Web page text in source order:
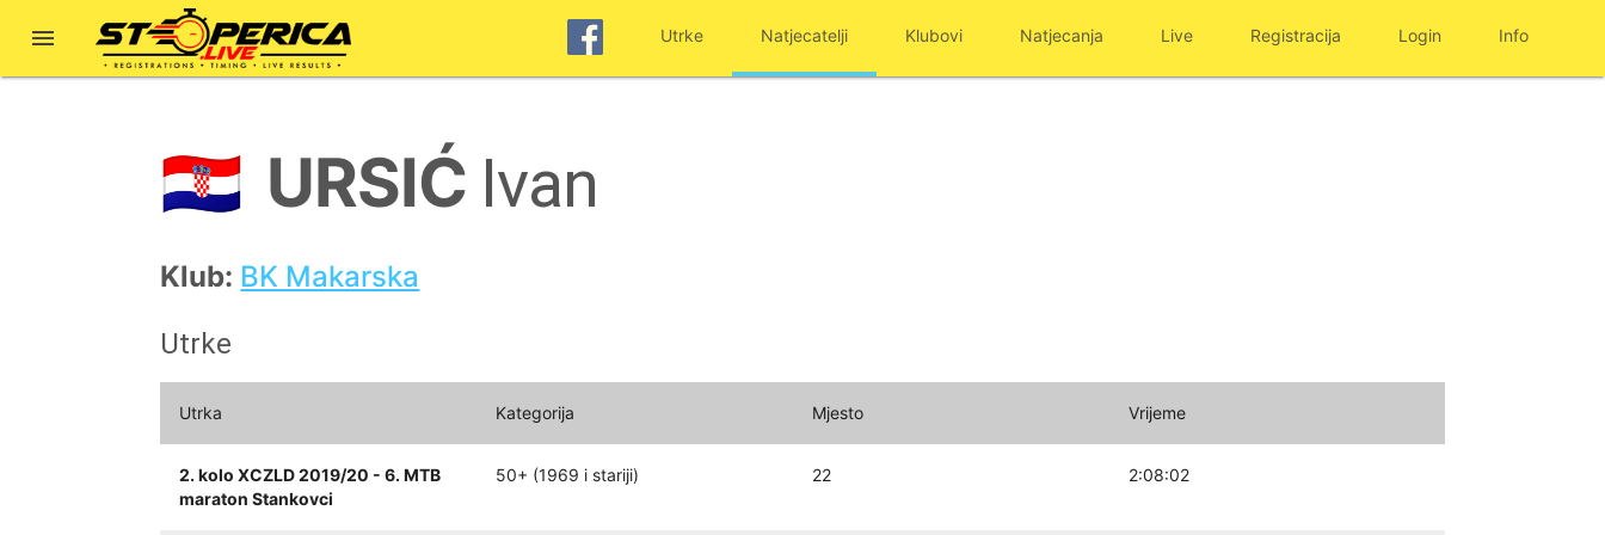
 Utrke Natjecatelji Klubovi Natjecanja Live Registracija Login Info
🇭🇷 URSIĆ Ivan
Klub: BK Makarska
Utrke
Utrka Kategorija Mjesto Vrijeme
2. kolo XCZLD 2019/20 - 6. MTB
maraton Stankovci
50+ (1969 i stariji) 22 2:08:02